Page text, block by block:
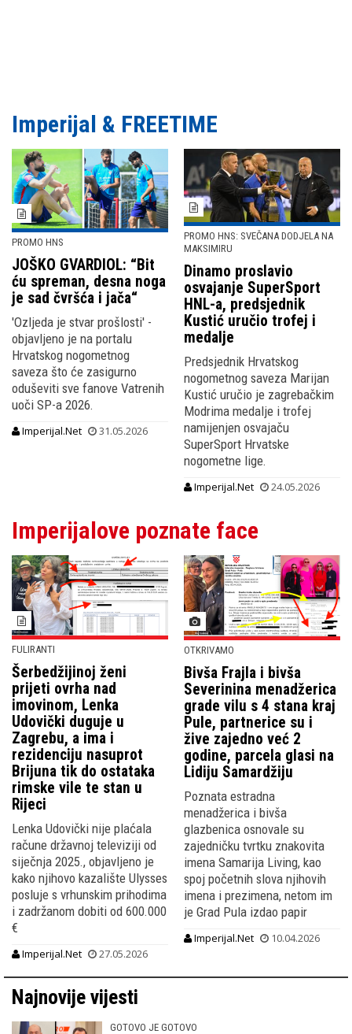
Imperijal & FREETIME
PROMO HNS
JOŠKO GVARDIOL: “Bit
ću spreman, desna noga
je sad čvršća i jača“
'Ozljeda je stvar prošlosti' -
objavljeno je na portalu
Hrvatskog nogometnog
saveza što će zasigurno
oduševiti sve fanove Vatrenih
uoči SP-a 2026.
Imperijal.Net 31.05.2026
PROMO HNS: SVEČANA DODJELA NA
MAKSIMIRU
Dinamo proslavio
osvajanje SuperSport
HNL-a, predsjednik
Kustić uručio trofej i
medalje
Predsjednik Hrvatskog
nogometnog saveza Marijan
Kustić uručio je zagrebačkim
Modrima medalje i trofej
namijenjen osvajaču
SuperSport Hrvatske
nogometne lige.
Imperijal.Net 24.05.2026
Imperijalove poznate face
FULIRANTI
Šerbedžijinoj ženi
prijeti ovrha nad
imovinom, Lenka
Udovički duguje u
Zagrebu, a ima i
rezidenciju nasuprot
Brijuna tik do ostataka
rimske vile te stan u
Rijeci
Lenka Udovički nije plaćala
račune državnoj televiziji od
siječnja 2025., objavljeno je
kako njihovo kazalište Ulysses
posluje s vrhunskim prihodima
i zadržanom dobiti od 600.000
€
Imperijal.Net 27.05.2026
OTKRIVAMO
Bivša Frajla i bivša
Severinina menadžerica
grade vilu s 4 stana kraj
Pule, partnerice su i
žive zajedno već 2
godine, parcela glasi na
Lidiju Samardžiju
Poznata estradna
menadžerica i bivša
glazbenica osnovale su
zajedničku tvrtku znakovita
imena Samarija Living, kao
spoj početnih slova njihovih
imena i prezimena, netom im
je Grad Pula izdao papir
Imperijal.Net 10.04.2026
Najnovije vijesti
GOTOVO JE GOTOVO